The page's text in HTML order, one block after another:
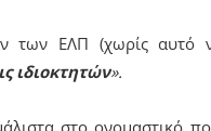
των ΕΛΠ (χωρίς αυτό
ιδιοκτητών».
στο ονομαστικό